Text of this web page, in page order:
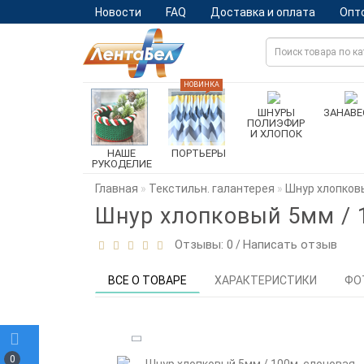
0
Новости FAQ Доставка и оплата
НАШЕ
РУКОДЕЛИЕ
ПОРТЬЕРЫ
НОВИНКА
ШНУРЫ
ПОЛИЭФИР
И ХЛОПОК
Главная Текстильн. галантерея Шнур
Шнур хлопковый 5мм /
Отзывы: 0 /Написать отзыв
ВСЕ О ТОВАРЕ ХАРАКТЕРИСТИКИ